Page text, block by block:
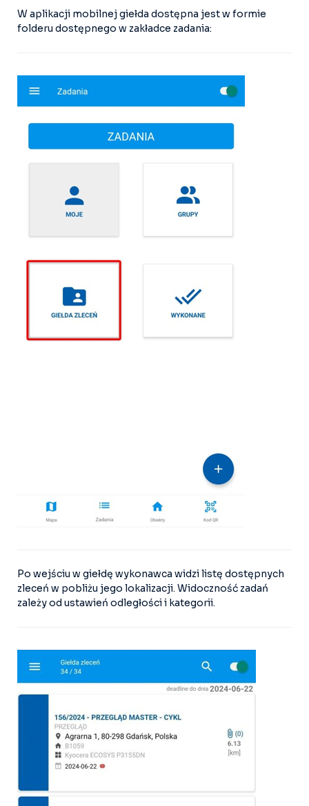
W aplikacji mobilnej giełda dostępna jest w formie
folderu dostępnego w zakładce zadania:
Po wejściu w giełdę wykonawca widzi listę dostępnych
zleceń w pobliżu jego lokalizacji. Widoczność zadań
zależy od ustawień odległości i kategorii.